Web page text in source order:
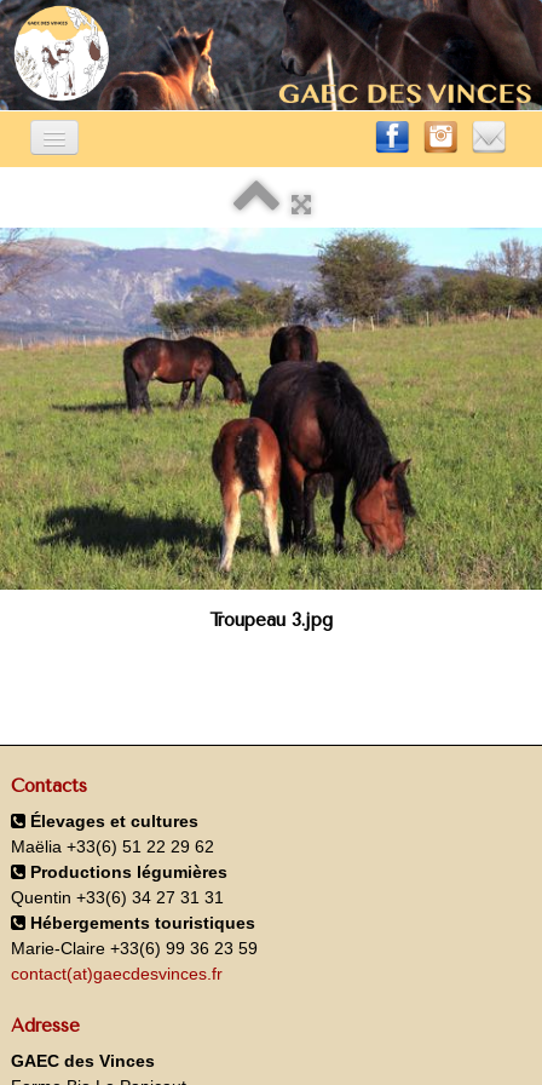
ÉLEVAGE ÉQUIN
A VENDRE▼
AUTRES ACTIVITÉS▼
CONTACT
BLOG
Troupeau 3.jpg
Contacts
Élevages et cultures
Maëlia +33(6) 51 22 29 62
Productions légumières
Quentin +33(6) 34 27 31 31
Hébergements touristiques
Marie-Claire +33(6) 99 36 23 59
contact(at)gaecdesvinces.fr
Adresse
GAEC des Vinces